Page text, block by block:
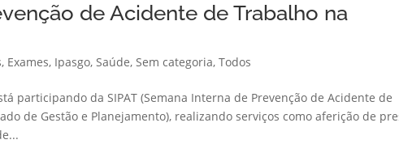
de Acidente de Trabalho na
, Exames, Ipasgo,Saúde,Sem categoria,Todos
participando da SIPAT (Semana Interna de Prevenção de Acidente de
de Gestão e Planejamento), realizando serviços como aferição de